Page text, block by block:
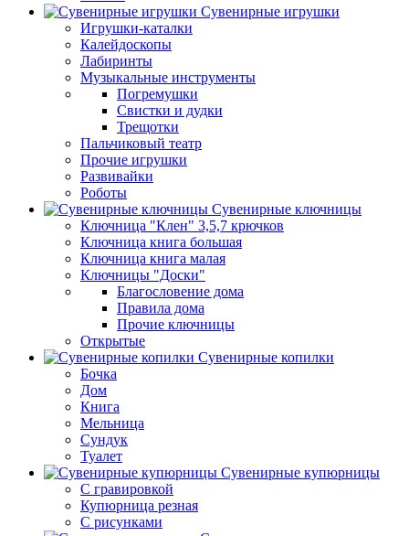
Сувенирные игрушки
Игрушки-каталки
Калейдоскопы
Лабиринты
Музыкальные инструменты
Погремушки
Свистки и дудки
Трещотки
Пальчиковый театр
Прочие игрушки
Развивайки
Роботы
Сувенирные ключницы
Ключница "Клен" 3,5,7 крючков
Ключница книга большая
Ключница книга малая
Ключницы "Доски"
Благословение дома
Правила дома
Прочие ключницы
Открытые
Сувенирные копилки
Бочка
Дом
Книга
Мельница
Сундук
Туалет
Сувенирные купюрницы
C гравировкой
Купюрница резная
С рисунками